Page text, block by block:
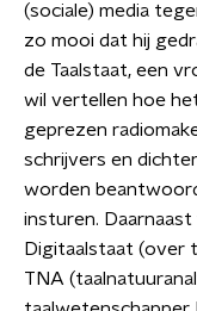
(sociale) media
zo mooi dat hij
de Taalstaat, een
wil vertellen hoe
geprezen
schrijvers en
worden
insturen.
Digitaalstaat (over
TNA